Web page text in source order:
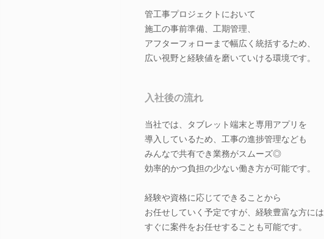
管工事プロジェクトにおいて
施工の事前準備、工期管理、
アフターフォローまで幅広く統括するため、
広い視野と経験値を磨いていける環境です。
入社後の流れ
当社では、タブレット端末と専用アプリを
導入しているため、工事の進捗管理なども
みんなで共有でき業務がスムーズ◎
効率的かつ負担の少ない働き方が可能です。
経験や資格に応じてできることから
お任せしていく予定ですが、経験豊富な方には
すぐに案件をお任せすることも可能です。